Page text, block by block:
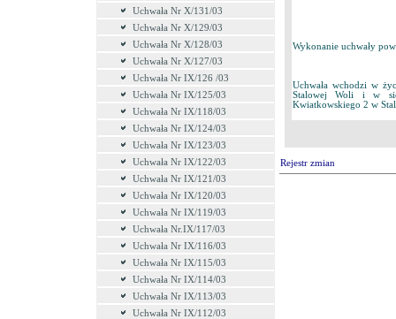
Uchwała Nr X/131/03
Uchwała Nr X/129/03
Uchwała Nr X/128/03
Uchwała Nr X/127/03
Uchwała Nr IX/126 /03
Uchwała Nr IX/125/03
Uchwała Nr IX/118/03
Uchwała Nr IX/124/03
Uchwała Nr IX/123/03
Uchwała Nr IX/122/03
Uchwała Nr IX/121/03
Uchwała Nr IX/120/03
Uchwała Nr IX/119/03
Uchwała Nr.IX/117/03
Uchwała Nr IX/116/03
Uchwała Nr IX/115/03
Uchwała Nr IX/114/03
Uchwała Nr IX/113/03
Uchwała Nr IX/112/03
Wykonanie uchwały
Uchwała wchodzi w
Stalowej Woli i w
Kwiatkowskiego 2 w
Rejestr zmian